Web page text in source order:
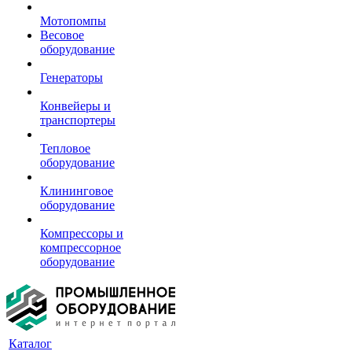
Мотопомпы
Весовое
оборудование
Генераторы
Конвейеры и
транспортеры
Тепловое
оборудование
Клининговое
оборудование
Компрессоры и
компрессорное
оборудование
Каталог